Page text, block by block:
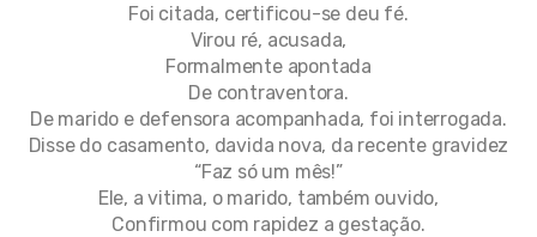
Foi citada, certificou-se deu fé.
Virou ré, acusada,
Formalmente apontada
De contraventora.
De marido e defensora acompanhada, foi interrogada.
Disse do casamento, davida nova, da recente gravidez
“Faz só um mês!”
Ele, a vitima, o marido, também ouvido,
Confirmou com rapidez a gestação.